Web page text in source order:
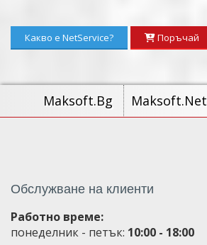
Какво е NetService? Поръчай
Maksoft.Bg Maksoft.Net
Обслужване на клиенти
Работно време:
понеделник - петък: 10:00 - 18:00